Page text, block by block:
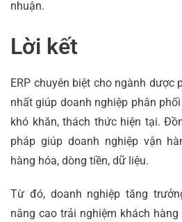
nhuận.
Lời kết
ERP chuyên biệt cho ngành
nhất giúp doanh nghiệp phân
khó khăn, thách thức hiện tại.
pháp giúp doanh nghiệp vận
hàng hóa, dòng tiền, dữ liệu.
Từ đó, doanh nghiệp tăng
nâng cao trải nghiệm khách